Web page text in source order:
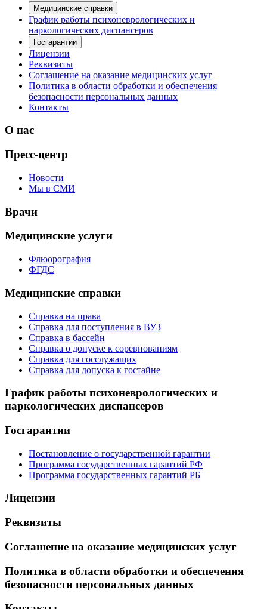
Медицинские справки
График работы психоневрологических и
наркологических диспансеров
Госгарантии
Лицензии
Реквизиты
Соглашение на оказание медицинских услуг
Политика в области обработки и обеспечения
безопасности персональных данных
Контакты
О нас
Пресс-центр
Новости
Мы в СМИ
Врачи
Медицинские услуги
Флюорография
ФГДС
Медицинские справки
Справка на права
Справка для поступления в ВУЗ
Справка в бассейн
Справка о допуске к соревнованиям
Справка для госслужащих
Справка для допуска к гостайне
График работы психоневрологических и
наркологических диспансеров
Госгарантии
Постановление о государственной гарантии
Программа государственных гарантий РФ
Программа государственных гарантий РБ
Лицензии
Реквизиты
Соглашение на оказание медицинских услуг
Политика в области обработки и обеспечения
безопасности персональных данных